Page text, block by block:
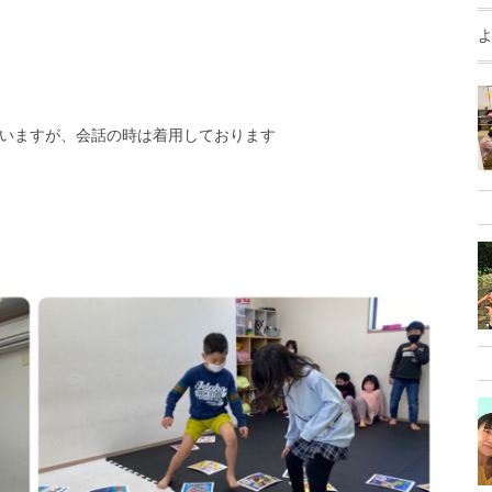
ますが、会話の時は着用しております